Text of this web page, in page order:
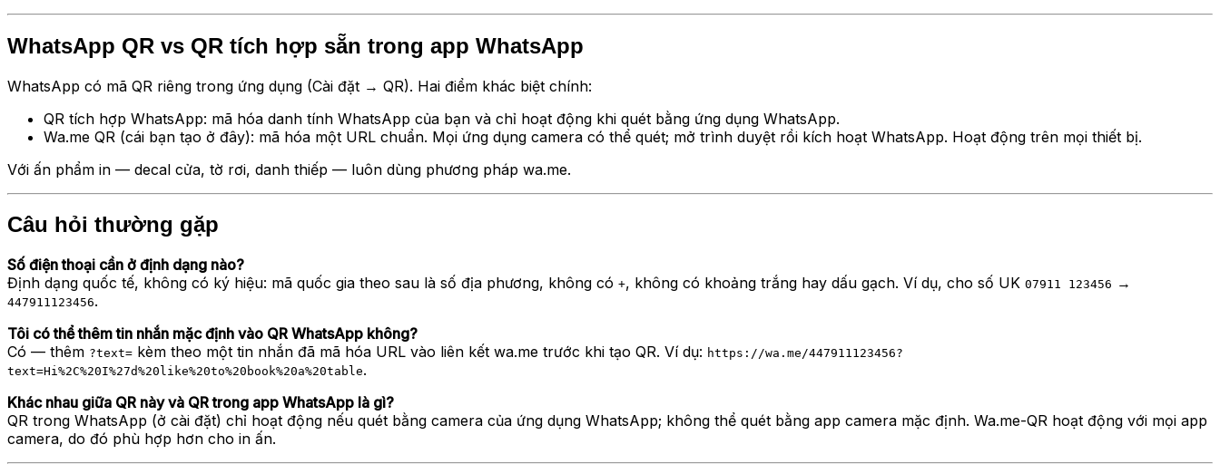
WhatsApp QR vs QR tích hợp sẵn trong app WhatsApp
WhatsApp có mã QR riêng trong ứng dụng (Cài đặt → QR). Hai điểm khác biệt chính:
QR tích hợp WhatsApp: mã hóa danh tính WhatsApp của bạn và chỉ hoạt động khi quét bằng ứng dụng WhatsApp.
Wa.me QR (cái bạn tạo ở đây): mã hóa một URL chuẩn. Mọi ứng dụng camera có thể quét; mở trình duyệt rồi kích hoạt WhatsApp. Hoạt động trên mọi thiết bị.
Với ấn phẩm in — decal cửa, tờ rơi, danh thiếp — luôn dùng phương pháp wa.me.
Câu hỏi thường gặp
Số điện thoại cần ở định dạng nào?
Định dạng quốc tế, không có ký hiệu: mã quốc gia theo sau là số địa phương, không có +, không có khoảng trắng hay dấu gạch. Ví dụ, cho số UK 07911 123456 →
447911123456.
Tôi có thể thêm tin nhắn mặc định vào QR WhatsApp không?
Có — thêm ?text= kèm theo một tin nhắn đã mã hóa URL vào liên kết wa.me trước khi tạo QR. Ví dụ: https://wa.me/447911123456?
text=Hi%2C%20I%27d%20like%20to%20book%20a%20table.
Khác nhau giữa QR này và QR trong app WhatsApp là gì?
QR trong WhatsApp (ở cài đặt) chỉ hoạt động nếu quét bằng camera của ứng dụng WhatsApp; không thể quét bằng app camera mặc định. Wa.me-QR hoạt động với mọi app
camera, do đó phù hợp hơn cho in ấn.